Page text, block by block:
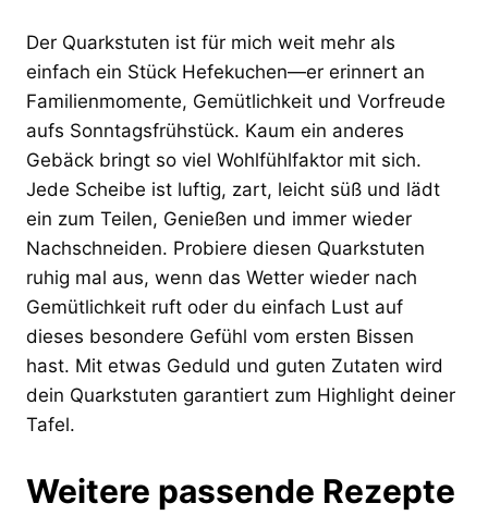
Der Quarkstuten ist für mich weit mehr als
einfach ein Stück Hefekuchen—er erinnert an
Familienmomente, Gemütlichkeit und Vorfreude
aufs Sonntagsfrühstück. Kaum ein anderes
Gebäck bringt so viel Wohlfühlfaktor mit sich.
Jede Scheibe ist luftig, zart, leicht süß und lädt
ein zum Teilen, Genießen und immer wieder
Nachschneiden. Probiere diesen Quarkstuten
ruhig mal aus, wenn das Wetter wieder nach
Gemütlichkeit ruft oder du einfach Lust auf
dieses besondere Gefühl vom ersten Bissen
hast. Mit etwas Geduld und guten Zutaten wird
dein Quarkstuten garantiert zum Highlight deiner
Tafel.
Weitere passende Rezepte